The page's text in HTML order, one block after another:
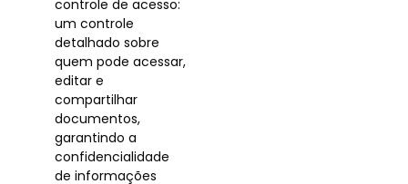
controle de acesso:
um controle
detalhado sobre
quem pode acessar,
editar e
compartilhar
documentos,
garantindo a
confidencialidade
de informações